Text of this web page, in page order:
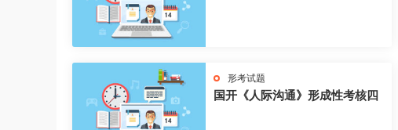
形考试题
国开《人际沟通》形成性考核四